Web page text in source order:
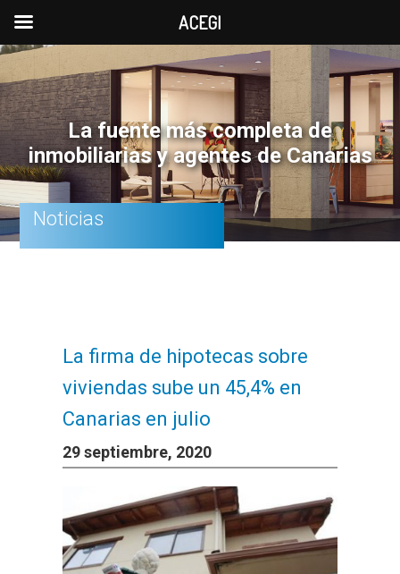
Saltar
a
la
navegación
principal
Saltar
al
contenido
principal
Saltar
a
la
barra
lateral
principal
La fuente más completa de
inmobiliarias y agentes de Canarias
Noticias
La firma de hipotecas sobre
viviendas sube un 45,4% en
Canarias en julio
29 septiembre, 2020
ACEGI